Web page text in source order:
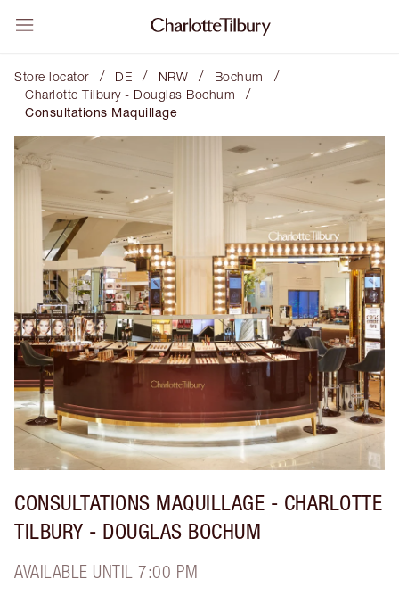
Store locator / DE / NRW / Bochum /
Charlotte Tilbury - Douglas Bochum /
Consultations Maquillage
CONSULTATIONS MAQUILLAGE - CHARLOTTE
TILBURY - DOUGLAS BOCHUM
AVAILABLE UNTIL 7:00 PM